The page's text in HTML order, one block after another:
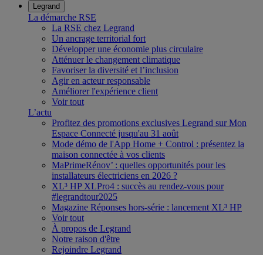
Legrand
La démarche RSE
La RSE chez Legrand
Un ancrage territorial fort
Développer une économie plus circulaire
Atténuer le changement climatique
Favoriser la diversité et l’inclusion
Agir en acteur responsable
Améliorer l'expérience client
Voir tout
L’actu
Profitez des promotions exclusives Legrand sur Mon
Espace Connecté jusqu'au 31 août
Mode démo de l'App Home + Control : présentez la
maison connectée à vos clients
MaPrimeRénov’ : quelles opportunités pour les
installateurs électriciens en 2026 ?
XL³ HP XLPro4 : succès au rendez-vous pour
#legrandtour2025
Magazine Réponses hors-série : lancement XL³ HP
Voir tout
À propos de Legrand
Notre raison d'être
Rejoindre Legrand